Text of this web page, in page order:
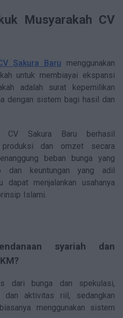
Musyarakah CV
Sakura Baru menggunakan
untuk membiayai ekspansi
adalah surat kepemilikan
dengan sistem bagi hasil dan
CV Sakura Baru berhasil
produksi dan omzet secara
beban bunga yang
dan keuntungan yang adil
dapat menjalankan usahanya
Islami.
syariah dan
dari bunga dan spekulasi,
aktivitas riil, sedangkan
menggunakan sistem